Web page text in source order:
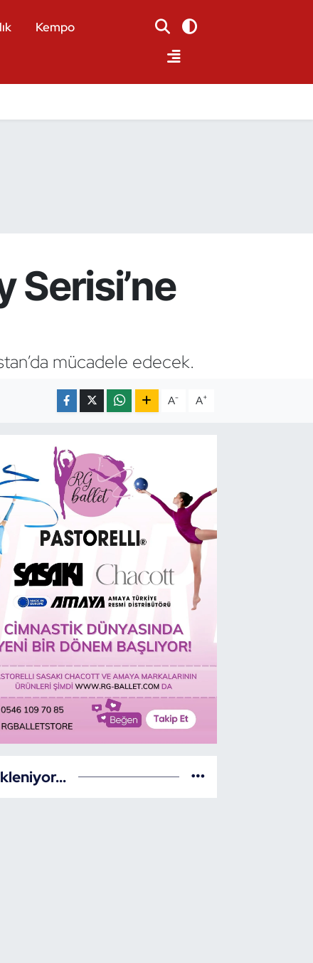
Kempo
Serisi’ne
mücadele edecek.
A- A+